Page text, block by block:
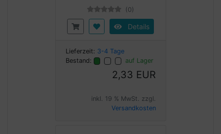
(0)
Details
Lieferzeit: 3-4 Tage
Bestand:
auf Lager
2,33 EUR
inkl. 19 % MwSt. zzgl.
Versandkosten